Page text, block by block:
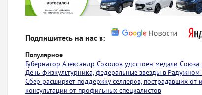
Подпишитесь на нас в:
Популярное
Губернатор Александр Соколов удостоен медали Союза
День физкультурника, федеральные звезды в Радужном
Сбер расширяет поддержку селлеров, пострадавших от
консультации от профильных специалистов